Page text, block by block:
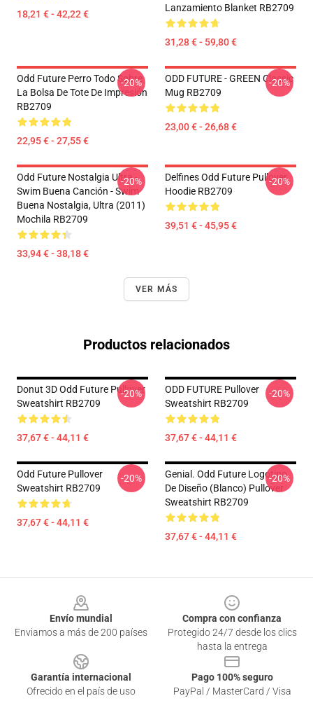
18,21 € - 42,22 €
Lanzamiento Blanket RB2709
31,28 € - 59,80 €
Odd Future Perro Todo Sobre
La Bolsa De Tote De Impresión
RB2709
22,95 € - 27,55 €
-20%
ODD FUTURE - GREEN Classic
Mug RB2709
23,00 € - 26,68 €
-20%
Odd Future Nostalgia Ultra -
Swim Buena Canción - Swim
Buena Nostalgia, Ultra (2011)
Mochila RB2709
33,94 € - 38,18 €
-20%
Delfines Odd Future Pullover
Hoodie RB2709
39,51 € - 45,95 €
-20%
VER MÁS
Productos relacionados
Donut 3D Odd Future Pullover
Sweatshirt RB2709
37,67 € - 44,11 €
-20%
ODD FUTURE Pullover
Sweatshirt RB2709
37,67 € - 44,11 €
-20%
Odd Future Pullover
Sweatshirt RB2709
37,67 € - 44,11 €
-20%
Genial. Odd Future Logotipo
De Diseño (blanco) Pullover
Sweatshirt RB2709
37,67 € - 44,11 €
-20%
Envío mundial
Enviamos a más de 200 países
Compra con confianza
Protegido 24/7 desde los clics
hasta la entrega
Garantía internacional
Ofrecido en el país de uso
Pago 100% seguro
PayPal / MasterCard / Visa